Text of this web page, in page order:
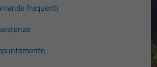
frequenti